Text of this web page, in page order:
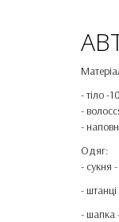
- тіло -
-
-
Одяг:
- сукня
-
- шапка